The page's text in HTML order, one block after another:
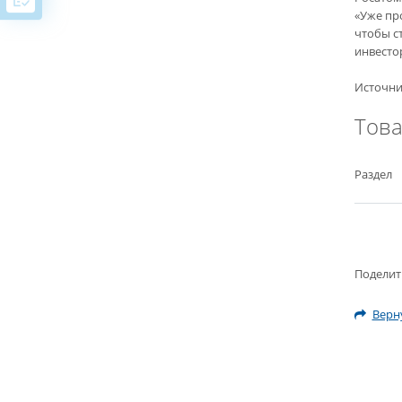
«Уже
чтобы
Раздел